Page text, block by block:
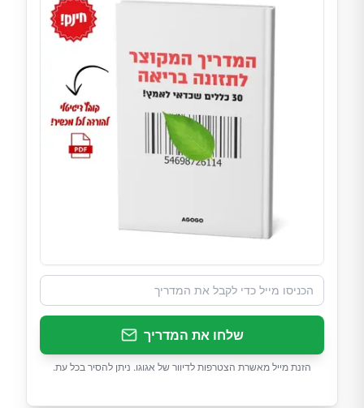
שלחו את המדריך
הזנת מייל מאשרת הצטרפות לדיוור של אגוגו. ניתן להסיר בכל עת.